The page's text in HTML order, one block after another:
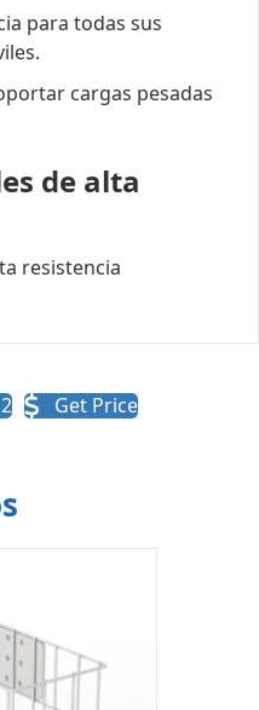
para todas sus
cargas pesadas
de alta
Get Price